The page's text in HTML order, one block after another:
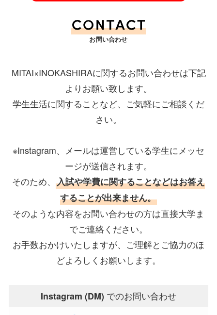
お問い合わせ
MITAI×INOKASHIRAに関するお問い合わせは下記
よりお願い致します。
学生生活に関することなど、ご気軽にご相談くだ
さい。
※Instagram、メールは運営している学生にメッセ
ージが送信されます。
そのため、 入試や学費に関することなどはお答え
することが出来ません。
そのような内容をお問い合わせの方は直接大学ま
でご連絡ください。
お手数おかけいたしますが、ご理解とご協力のほ
どよろしくお願いします。
Instagram (DM) でのお問い合わせ